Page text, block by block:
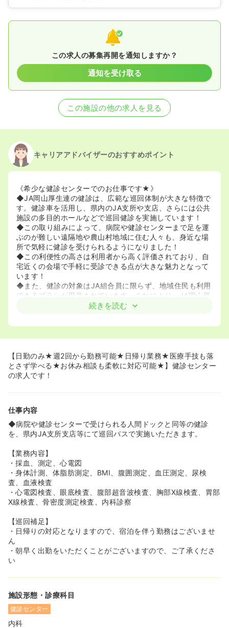
この求人の募集再開を通知しますか？
通知を受け取る
この施設の他の求人を見る
キャリアアドバイザーのおすすめポイント
《希少な健診センターでのお仕事です★》
◆JA岡山厚生連の健診は、広範な巡回体制が大きな特徴で
す。健診車を活用し、県内のJA支所や支店、さらには公共
施設の多目的ホールなどで巡回健診を実施しています！
◆この取り組みによって、病院や健診センターまで足を運
ぶのが難しい遠隔地や農山村地域に住む人々も、身近な場
所で気軽に健診を受けられるようになりました！
◆この利便性の高さは利用者から高く評価されており、自
宅近くの会場で手軽に受診できる点が大きな魅力となって
います！
◆また、健診の対象はJA組合員に限らず、地域住民も利用
できるプランが用意されています。これにより、JA岡山厚
生連は地域全体の健康を包括的にサポートする役割を担っ
14:00～15:00ぐらいになるため、夕方のお時間帯を有意
義にご利用いただくことが可能です！
◆土日祝休み希望の方においては、お仕事の調整も頂き、
護師様もお声がけください！
続きを読む
【日勤のみ★週2回から勤務可能★日帰り業務★医療手技も落
とさず学べる★お休み相談も柔軟に対応可能★】健診センター
の求人です！
仕事内容
◆病院や健診センターで受けられる人間ドックと同等の健診
を、県内JA支所支店等にて巡回バスで実施いただきます。
【業務内容】
・採血、測定、心電図
・身体計測、体脂肪測定、BMI、腹囲測定、血圧測定、尿検
査、血液検査
・心電図検査、眼底検査、腹部超音波検査、胸部X線検査、胃部
X線検査、骨密度測定検査、内科診察
【巡回補足】
・日帰りの対応となりますので、宿泊を伴う勤務はございませ
ん
・朝早く出勤をいただくことがございますので、ご了承くださ
い
施設形態・診療科目
健診センター
内科